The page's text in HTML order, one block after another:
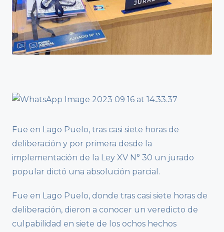
Fue en Lago Puelo, tras casi siete horas de
deliberación y por primera desde la
implementación de la Ley XV N° 30 un jurado
popular dictó una absolución parcial.
Fue en Lago Puelo, donde tras casi siete horas de
deliberación, dieron a conocer un veredicto de
culpabilidad en siete de los ochos hechos